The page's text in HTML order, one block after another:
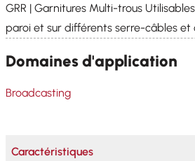
GRR | Garnitures Multi-trous
paroi et sur différents serre-câbles et
Domaines d'application
Broadcasting
Caractéristiques